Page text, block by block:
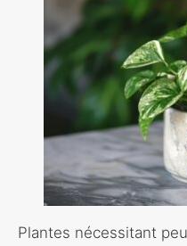
Plantes nécessitant